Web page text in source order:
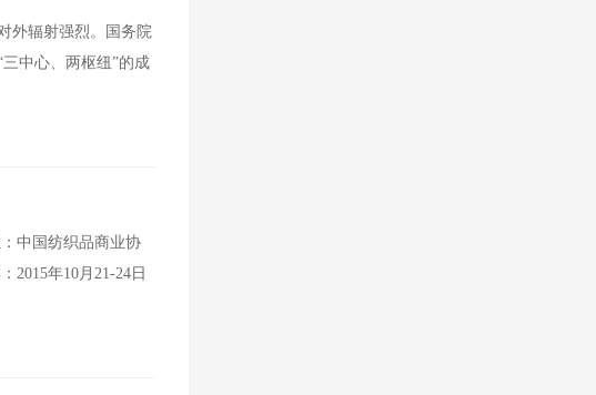
外辐射强烈。国务院
中心、两枢纽”的成
中国纺织品商业协
2015年10月21-24日